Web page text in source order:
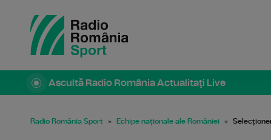
Ascultă Radio România Actualitaţi Live
Radio România Sport Echipe naționale ale României